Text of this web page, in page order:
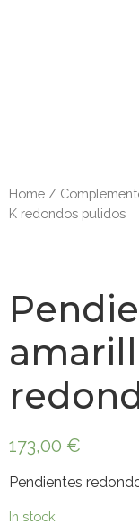
Home /
K redondos pulidos
173,00 €
Pendientes
In stock